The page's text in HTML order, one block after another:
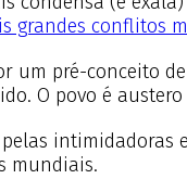
grandes conflitos
pré-conceito
O povo é
mundiais.